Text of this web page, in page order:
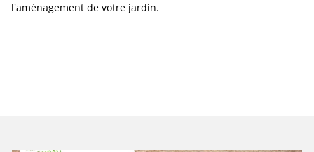
l'aménagement de votre jardin.